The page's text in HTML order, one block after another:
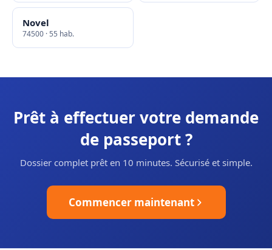
Novel
74500 · 55 hab.
Prêt à effectuer votre demande
de passeport ?
Dossier complet prêt en 10 minutes. Sécurisé et simple.
Commencer maintenant